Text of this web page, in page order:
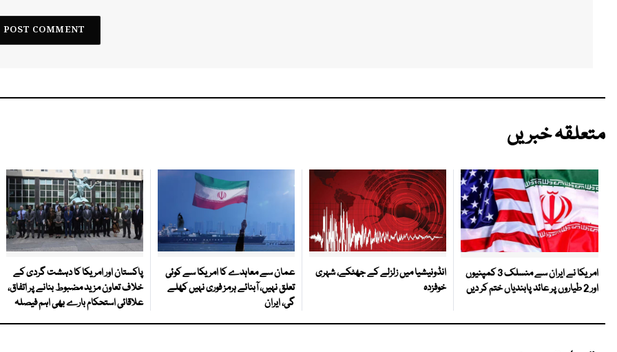
متعلقہ خبریں
امریکا نے ایران سے منسلک 3 کمپنیوں
اور 2 طیاروں پر عائد پابندیاں ختم کر دیں
انڈونیشیا میں زلزلے کے جھٹکے، شہری
خوفزدہ
عمان سے معاہدے کا امریکا سے کوئی
تعلق نہیں، آبنائے ہرمز فوری نہیں کھلے
گی، ایران
پاکستان اور امریکا کا دہشت گردی کے
خلاف تعاون مزید مضبوط بنانے پر اتفاق،
علاقائی استحکام بارے بھی اہم فیصلہ